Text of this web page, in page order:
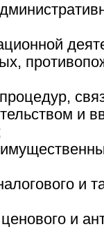
и
и
и